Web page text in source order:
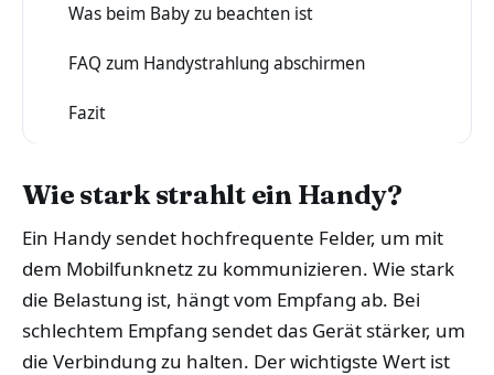
Was beim Baby zu beachten ist
FAQ zum Handystrahlung abschirmen
Fazit
Wie stark strahlt ein Handy?
Ein Handy sendet hochfrequente Felder, um mit
dem Mobilfunknetz zu kommunizieren. Wie stark
die Belastung ist, hängt vom Empfang ab. Bei
schlechtem Empfang sendet das Gerät stärker, um
die Verbindung zu halten. Der wichtigste Wert ist